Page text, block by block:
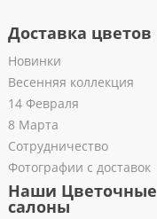
Доставка цветов
Новинки
Весенняя коллекция
14 Февраля
8 Марта
Сотрудничество
Фотографии с доставок
Наши Цветочные
салоны